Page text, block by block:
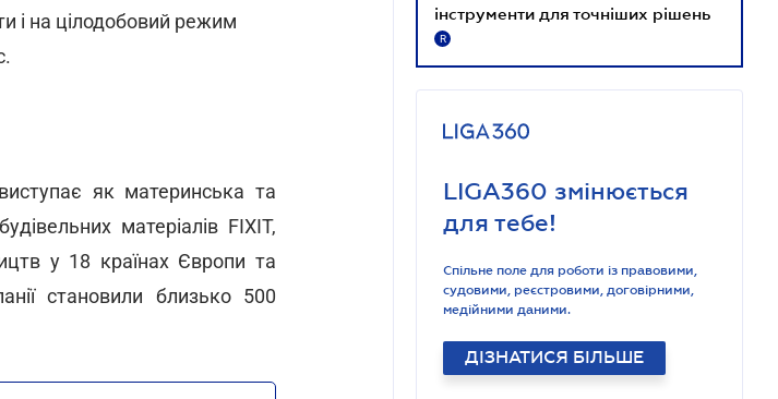
і на цілодобовий режим
як материнська та
матеріалів FIXIT,
у 18 країнах Європи та
становили близько 500
інструменти для точніших рішень
R
LIGA360 змінюється
для тебе!
Спільне поле для роботи із правовими,
судовими, реєстровими, договірними,
медійними даними.
ДІЗНАТИСЯ БІЛЬШЕ